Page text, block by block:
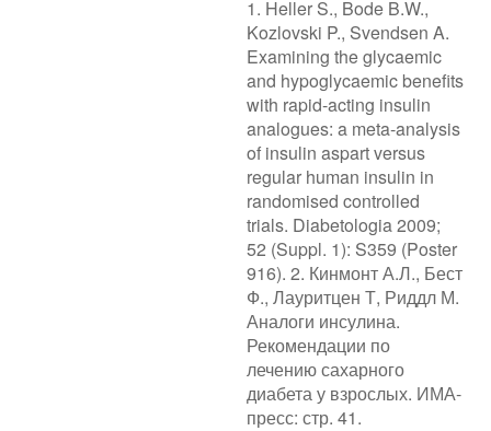
1. Heller S., Bode B.W.,
Kozlovski P., Svendsen A.
Examining the glycaemic
and hypoglycaemic benefits
with rapid-acting insulin
analogues: a meta-analysis
of insulin aspart versus
regular human insulin in
randomised controlled
trials. Diabetologia 2009;
52 (Suppl. 1): S359 (Poster
916). 2. Кинмонт А.Л., Бест
Ф., Лауритцен Т, Риддл М.
Аналоги инсулина.
Рекомендации по
лечению сахарного
диабета у взрослых. ИМА-
пресс: стр. 41.